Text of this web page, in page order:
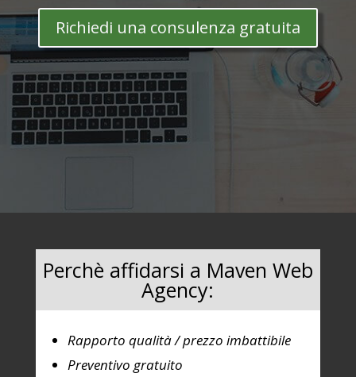
Richiedi una consulenza gratuita
Perchè affidarsi a Maven Web
Agency:
Rapporto qualità / prezzo imbattibile
Preventivo gratuito